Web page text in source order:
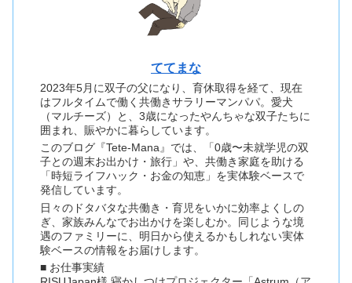
ててまな
2023年5月に双子の父になり、育休取得を経て、現在
はフルタイムで働く共働きサラリーマンパパ。愛犬
（マルチーズ）と、3歳になったやんちゃな双子たちに
囲まれ、賑やかに暮らしています。
このブログ『Tete-Mana』では、「0歳〜未就学児の双
子との週末お出かけ・旅行」や、共働き家庭を助ける
「時短ライフハック・お金の知恵」を実体験ベースで
発信しています。
日々のドタバタな共働き・育児をいかに効率よくしの
ぎ、家族みんなでお出かけを楽しむか。同じような境
遇のファミリーに、明日から使えるかもしれない実体
験ベースの情報をお届けします。
■ お仕事実績